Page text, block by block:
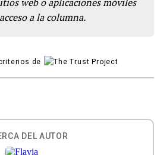
a la columna.
de
DEL AUTOR